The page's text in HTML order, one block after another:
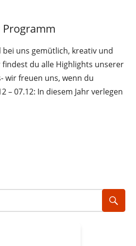
Programm
uns gemütlich, kreativ und
du alle Highlights unserer
wir freuen uns, wenn du
– 07.12: In diesem Jahr verlegen